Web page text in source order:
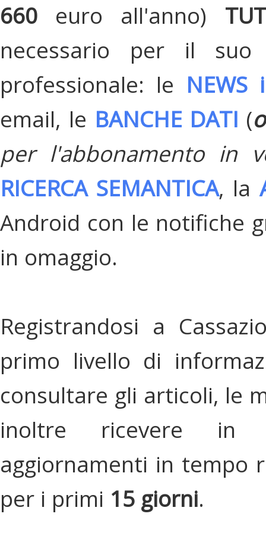
660 euro all'anno)
necessario per il suo
professionale: le
email, le BANCHE DATI (
per l'abbonamento in
RICERCA SEMANTICA, la
Android con le notifiche
in omaggio.
Registrandosi a
primo livello di
consultare gli articoli, le
inoltre ricevere in
aggiornamenti in tempo
per i primi 15 giorni.